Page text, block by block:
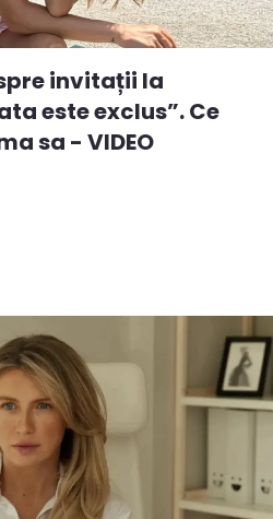
invitații la
este exclus”. Ce
sa - VIDEO